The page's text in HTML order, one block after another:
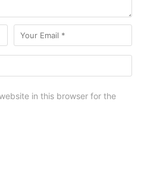
in this browser for the